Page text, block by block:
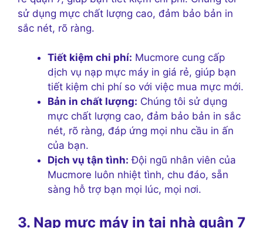
sử dụng mực chất lượng cao, đảm bảo bản in
sắc nét, rõ ràng.
Tiết kiệm chi phí: Mucmore cung cấp
dịch vụ nạp mực máy in giá rẻ, giúp bạn
tiết kiệm chi phí so với việc mua mực mới.
Bản in chất lượng: Chúng tôi sử dụng
mực chất lượng cao, đảm bảo bản in sắc
nét, rõ ràng, đáp ứng mọi nhu cầu in ấn
của bạn.
Dịch vụ tận tình: Đội ngũ nhân viên của
Mucmore luôn nhiệt tình, chu đáo, sẵn
sàng hỗ trợ bạn mọi lúc, mọi nơi.
3. Nạp mực máy in tại nhà quận 7